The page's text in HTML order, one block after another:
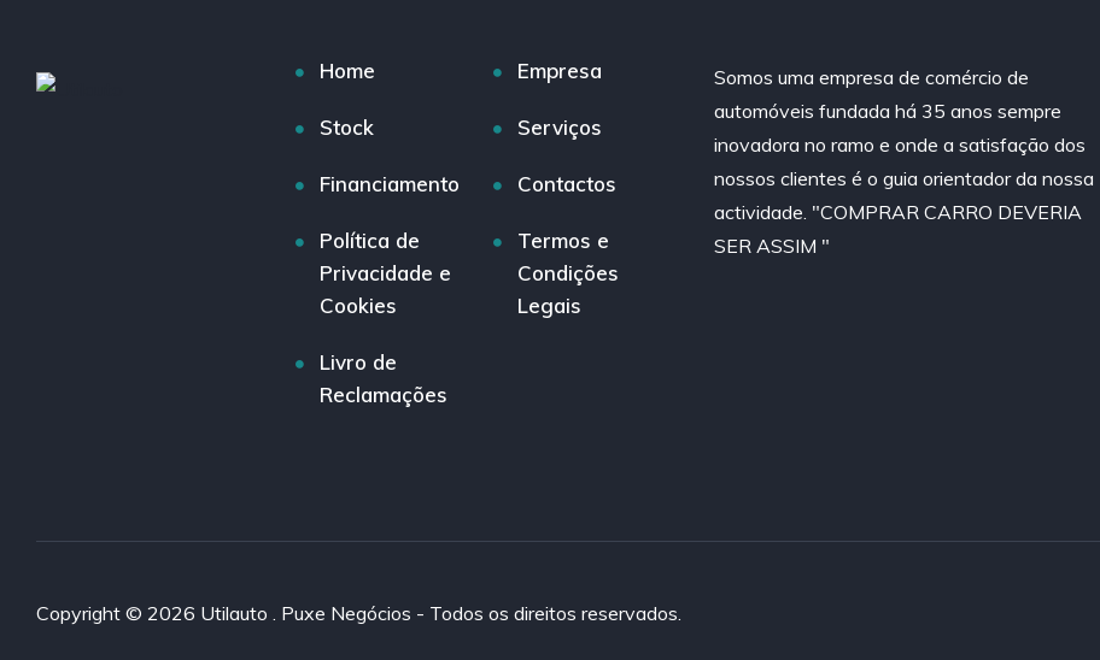
Home Empresa
Stock Serviços
Financiamento Contactos
Política de
Privacidade e
Cookies
Termos e
Condições
Legais
Livro de
Reclamações
Somos uma empresa de comércio de
automóveis fundada há 35 anos sempre
inovadora no ramo e onde a satisfação dos
nossos clientes é o guia orientador da nossa
actividade. "COMPRAR CARRO DEVERIA
SER ASSIM "
Copyright © 2026 Utilauto . Puxe Negócios - Todos os direitos reservados.